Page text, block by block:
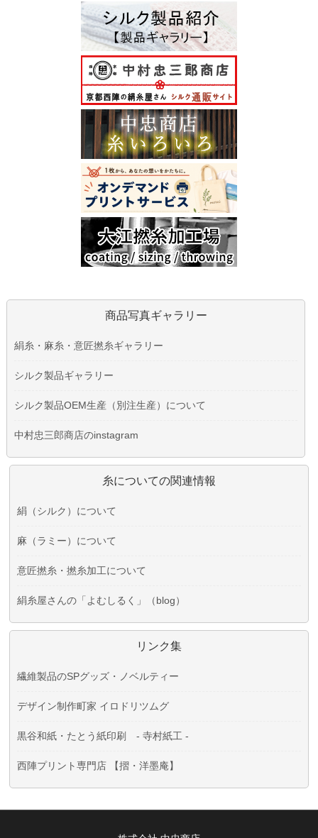
商品写真ギャラリー
絹糸・麻糸・意匠撚糸ギャラリー
シルク製品ギャラリー
シルク製品OEM生産（別注生産）について
中村忠三郎商店のinstagram
糸についての関連情報
絹（シルク）について
麻（ラミー）について
意匠撚糸・撚糸加工について
絹糸屋さんの「よむしるく」（blog）
リンク集
繊維製品のSPグッズ・ノベルティー
デザイン制作町家 イロドリツムグ
黒谷和紙・たとう紙印刷 - 寺村紙工 -
西陣プリント専門店 【摺・洋墨庵】